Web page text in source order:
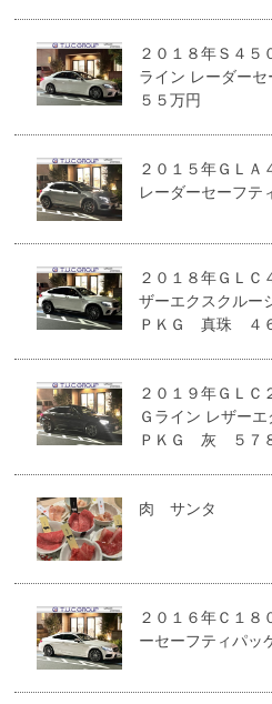
２０１８年Ｓ４５
ライン レーダー
５５万円
２０１５年ＧＬＡ
レーダーセーフ
２０１８年ＧＬＣ
ザーエクスクルー
ＰＫＧ 真珠 ４
２０１９年ＧＬＣ
Ｇライン レザー
ＰＫＧ 灰 ５７
肉 サンタ
２０１６年Ｃ１８
ーセーフティパ